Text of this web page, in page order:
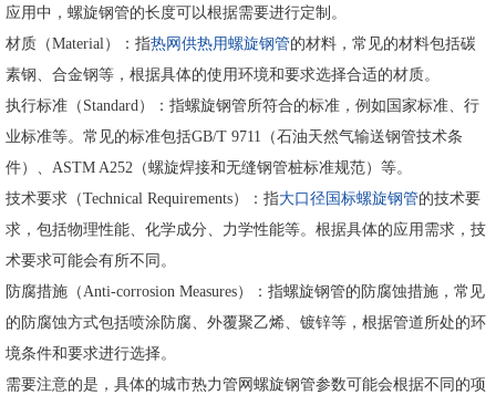
应用中，螺旋钢管的长度可以根据需要进行定制。
材质（Material）：指热网供热用螺旋钢管的材料，常见的材料包括碳
素钢、合金钢等，根据具体的使用环境和要求选择合适的材质。
执行标准（Standard）：指螺旋钢管所符合的标准，例如国家标准、行
业标准等。常见的标准包括GB/T 9711（石油天然气输送钢管技术条
件）、ASTM A252（螺旋焊接和无缝钢管桩标准规范）等。
技术要求（Technical Requirements）：指大口径国标螺旋钢管的技术要
求，包括物理性能、化学成分、力学性能等。根据具体的应用需求，技
术要求可能会有所不同。
防腐措施（Anti-corrosion Measures）：指螺旋钢管的防腐蚀措施，常见
的防腐蚀方式包括喷涂防腐、外覆聚乙烯、镀锌等，根据管道所处的环
境条件和要求进行选择。
需要注意的是，具体的城市热力管网螺旋钢管参数可能会根据不同的项